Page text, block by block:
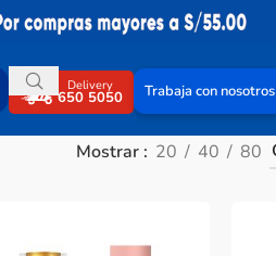
Delivery
650 5050 Trabaja con nosotros
Mostrar 20 40 80